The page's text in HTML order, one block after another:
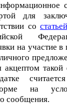
для
со
на участие
акцептом
на
сообщения.